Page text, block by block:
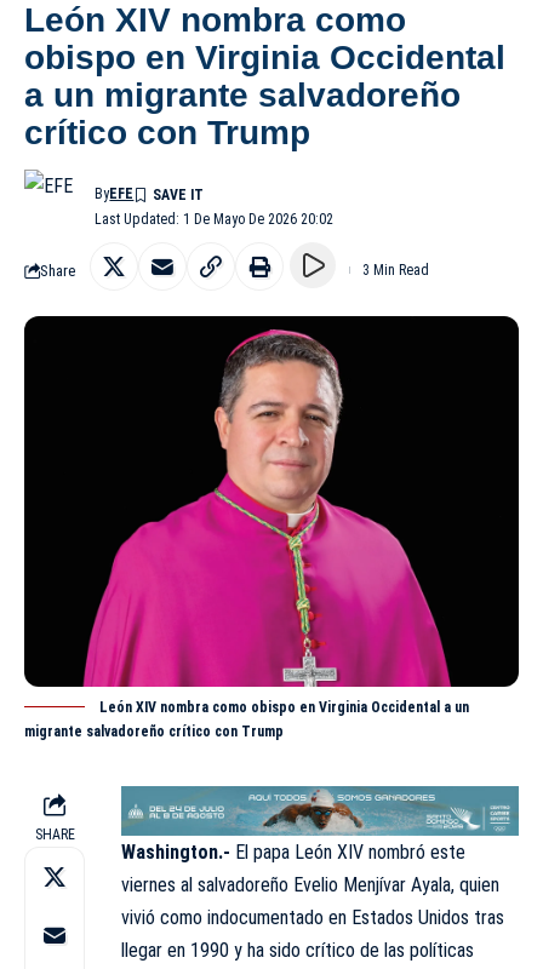
León XIV nombra como
obispo en Virginia Occidental
a un migrante salvadoreño
crítico con Trump
Last Updated: 1 De Mayo De 2026 20:02
ByEFE
Share 3 Min Read
León XIV nombra como obispo en Virginia Occidental a un
migrante salvadoreño crítico con Trump
SHARE
Washington.- El papa León XIV nombró este
viernes al salvadoreño Evelio Menjívar Ayala, quien
vivió como indocumentado en Estados Unidos tras
llegar en 1990 y ha sido crítico de las políticas